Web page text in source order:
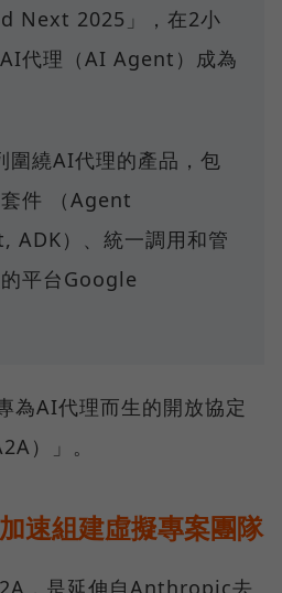
Next 2025」，在2小
代理（AI Agent）成為
圍繞AI代理的產品，包
件 （Agent
）、統一調用和管
平台Google
為AI代理而生的開放協定
）」。
速組建虛擬專案團隊
，是延伸自Anthropic去